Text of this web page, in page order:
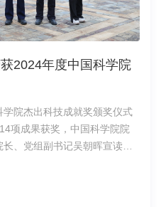
2024年度中国科学院
院杰出科技成就奖颁奖仪式
项成果获奖，中国科学院院
、党组副书记吴朝晖宣读表
年度中国科学院杰出科技成